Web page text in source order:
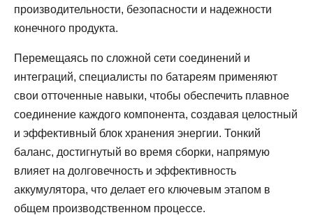
производительности, безопасности и надежности
конечного продукта.
Перемещаясь по сложной сети соединений и
интеграций, специалисты по батареям применяют
свои отточенные навыки, чтобы обеспечить плавное
соединение каждого компонента, создавая целостный
и эффективный блок хранения энергии. Тонкий
баланс, достигнутый во время сборки, напрямую
влияет на долговечность и эффективность
аккумулятора, что делает его ключевым этапом в
общем производственном процессе.